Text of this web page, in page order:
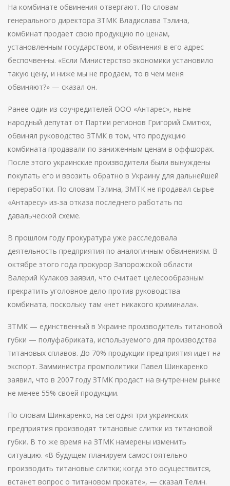
На комбинате обвинения отвергают. По словам
генерального директора ЗТМК Владислава Тэлина,
комбинат продает свою продукцию по ценам,
установленным государством, и обвинения в его адрес
беспочвенны. «Если Министерство экономики установило
такую цену, и ниже мы не продаем, то в чем меня
обвиняют?» — сказал он.
Ранее один из соучредителей ООО «Антарес», ныне
народный депутат от Партии регионов Григорий Смитюх,
обвинял руководство ЗТМК в том, что продукцию
комбината продавали по заниженным ценам в оффшорах.
После этого украинские производители были вынуждены
покупать его и ввозить обратно в Украину для дальнейшей
переработки. По словам Тэлина, ЗМТК не продавал сырье
«Антаресу» из-за отказа последнего работать по
давальческой схеме.
В прошлом году прокуратура уже расследовала
деятельность предприятия по аналогичным обвинениям. В
октябре этого года прокурор Запорожской области
Валерий Кулаков заявил, что считает целесообразным
прекратить уголовное дело против руководства
комбината, поскольку там «нет никакого криминала».
ЗТМК — единственный в Украине производитель титановой
губки — полуфабриката, используемого для производства
титановых сплавов. До 70% продукции предприятия идет на
экспорт. Замминистра промполитики Павел Шинкаренко
заявил, что в 2007 году ЗТМК продаст на внутреннем рынке
не менее 55% своей продукции.
По словам Шинкаренко, на сегодня три украинских
предприятия производят титановые слитки из титановой
губки. В то же время на ЗТМК намерены изменить
ситуацию. «В будущем планируем самостоятельно
производить титановые слитки; когда это осуществится,
встанет вопрос о титановом прокате», — сказал Телин.